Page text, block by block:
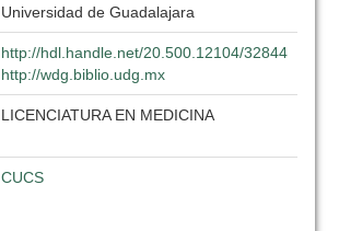
Universidad de Guadalajara
http://hdl.handle.net/20.500.12104/32844
http://wdg.biblio.udg.mx
LICENCIATURA EN MEDICINA
CUCS